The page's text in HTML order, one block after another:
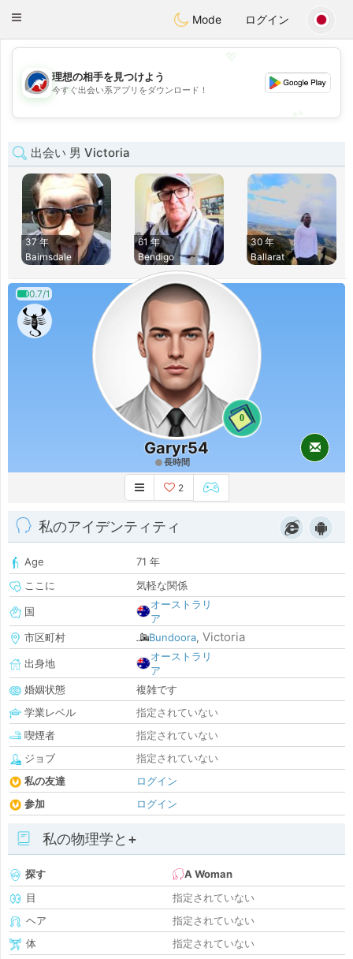
AustraliaChat
Toggle
Mode ログイン
💖
💕
理想の相手を見つけよう
今すぐ出会い系アプリをダウンロード！
出会い 男 Victoria
37 年
Bairnsdale
61 年
Bendigo
30 年
Ballarat
0.7/1
0
Garyr54
長時間
2
私のアイデンティティ
Age
71 年
ここに
気軽な関係
国
オーストラリ
ア
市区町村
Bundoora, Victoria
出身地
オーストラリ
ア
婚姻状態
複雑です
学業レベル
指定されていない
喫煙者
指定されていない
ジョブ
指定されていない
私の友達
ログイン
参加
ログイン
私の物理学と+
探す
A Woman
目
指定されていない
ヘア
指定されていない
体
指定されていない